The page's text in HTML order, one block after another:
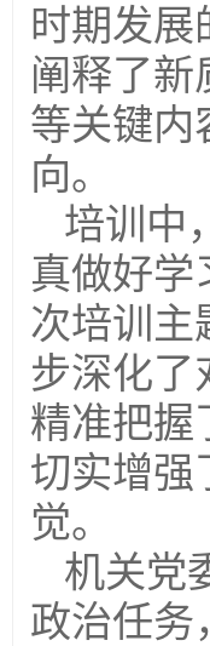
时期发
阐释了新
等关键内
向。
培训中
真做好学
次培训主
步深化了
精准把握
切实增强
觉。
机关党
政治任务